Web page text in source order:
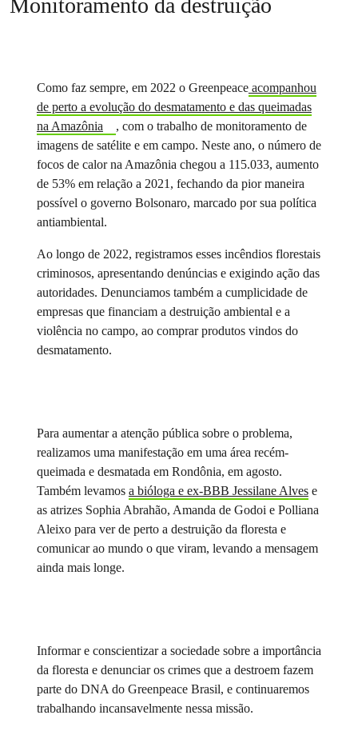
Monitoramento da destruição
Como faz sempre, em 2022 o Greenpeaceacompanhou
de perto a evolução do desmatamento e das queimadas
na Amazônia
, com o trabalho de monitoramento de
imagens de satélite e em campo. Neste ano, o número de
focos de calor na Amazônia chegou a 115.033, aumento
de 53% em relação a 2021, fechando da pior maneira
possível o governo Bolsonaro, marcado por sua política
antiambiental.
Ao longo de 2022, registramos esses incêndios florestais
criminosos, apresentando denúncias e exigindo ação das
autoridades. Denunciamos também a cumplicidade de
empresas que financiam a destruição ambiental e a
violência no campo, ao comprar produtos vindos do
desmatamento.
Para aumentar a atenção pública sobre o problema,
realizamos uma manifestação em uma área recém-
queimada e desmatada em Rondônia, em agosto.
Também levamos a bióloga e ex-BBB Jessilane Alvese
as atrizes Sophia Abrahão, Amanda de Godoi e Polliana
Aleixo para ver de perto a destruição da floresta e
comunicar ao mundo o que viram, levando a mensagem
ainda mais longe.
Informar e conscientizar a sociedade sobre a importância
da floresta e denunciar os crimes que a destroem fazem
parte do DNA do Greenpeace Brasil, e continuaremos
trabalhando incansavelmente nessa missão.